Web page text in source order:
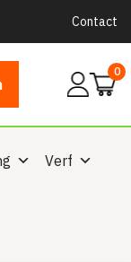
Contact
Mijn
0
Verf